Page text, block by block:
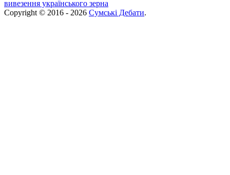
вивезення українського зерна
Copyright © 2016 - 2026 Сумські Дебати.